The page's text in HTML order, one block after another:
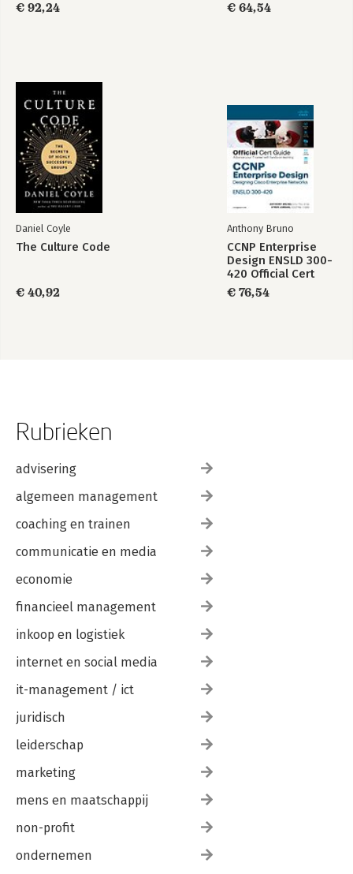
€ 92,24
€ 64,54
Daniel Coyle
The Culture Code
€ 40,92
Anthony Bruno
CCNP Enterprise
Design ENSLD 300-
420 Official Cert
Guide: Designing
Cisco Enterprise
€ 76,54
Rubrieken
advisering
algemeen management
coaching en trainen
communicatie en media
economie
financieel management
inkoop en logistiek
internet en social media
it-management / ict
juridisch
leiderschap
marketing
mens en maatschappij
non-profit
ondernemen